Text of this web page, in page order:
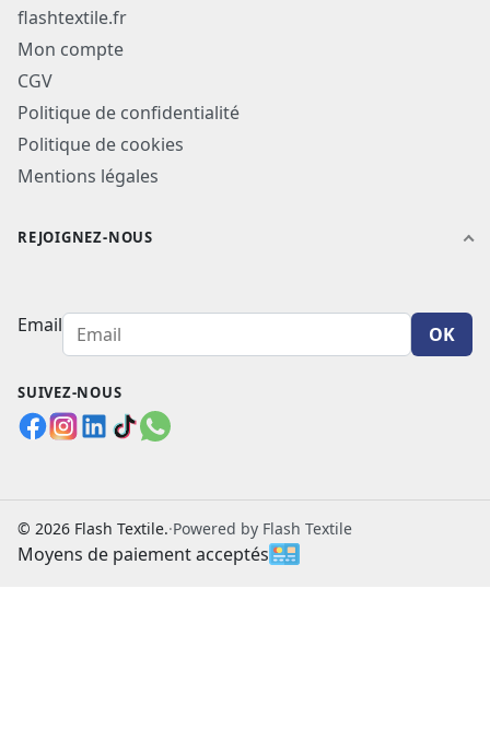
flashtextile.fr
Mon compte
CGV
Politique de confidentialité
Politique de cookies
Mentions légales
REJOIGNEZ-NOUS
Email OK
SUIVEZ-NOUS
© 2026 Flash Textile.·Powered by Flash Textile
Moyens de paiement acceptés